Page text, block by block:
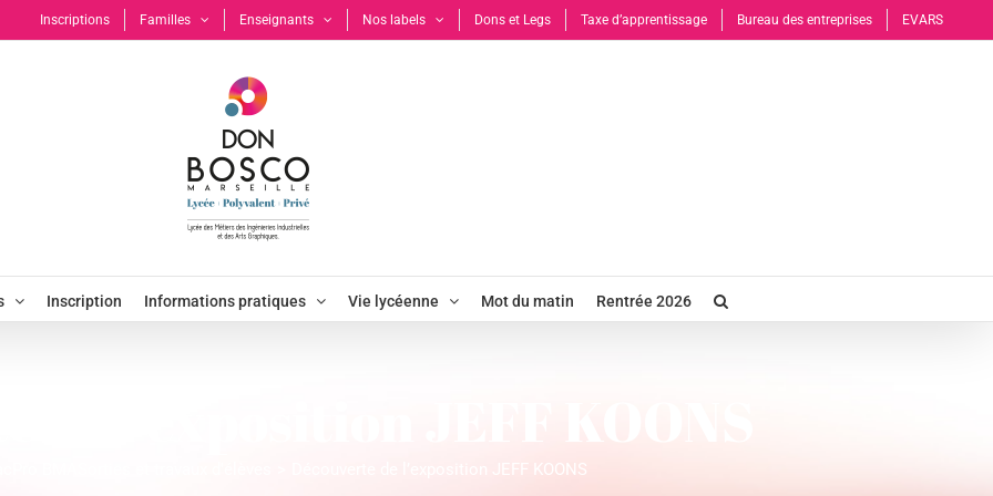
Inscriptions Familles Enseignants Nos labels Dons et Legs Taxe d’apprentissage Bureau des entreprises EVARS
Inscription Informations pratiques Vie lycéenne Mot du matin Rentrée 2026
Découverte de l’exposition JEFF KOONS